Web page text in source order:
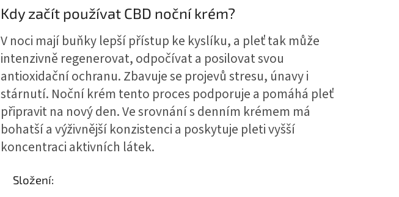
Kdy začít používat CBD noční krém?
V noci mají buňky lepší přístup ke kyslíku, a pleť tak může
intenzivně regenerovat, odpočívat a posilovat svou
antioxidační ochranu. Zbavuje se projevů stresu, únavy i
stárnutí. Noční krém tento proces podporuje a pomáhá pleť
připravit na nový den. Ve srovnání s denním krémem má
bohatší a výživnější konzistenci a poskytuje pleti vyšší
koncentraci aktivních látek.
Složení: